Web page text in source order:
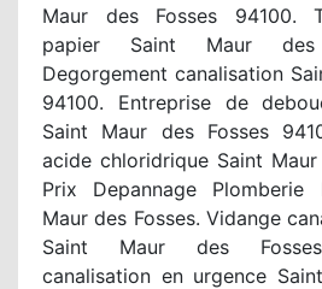
Maur des Fosses 94100.
papier Saint Maur des
Degorgement canalisation
94100. Entreprise de
Saint Maur des Fosses
acide chloridrique Saint
Prix Depannage Plomberie
Maur des Fosses. Vidange
Saint Maur des Fosses.
canalisation en urgence